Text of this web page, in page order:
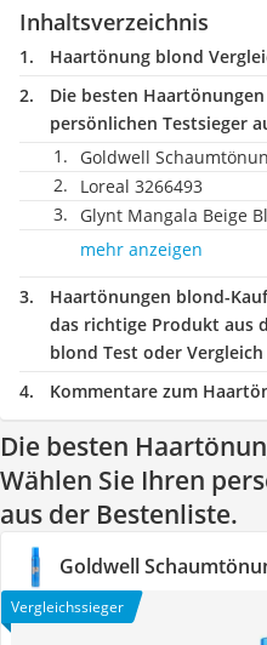
Inhaltsverzeichnis
Haartönung blond
Die besten
persönlichen Testsieger
Goldwell
Loreal 3266493
Glynt Mangala Beige
mehr anzeigen
Haartönungen blond-
das richtige Produkt aus
blond Test oder Vergleich
Kommentare zum
Die besten
Wählen Sie Ihren
aus der Bestenliste.
Goldwell
Vergleichssieger